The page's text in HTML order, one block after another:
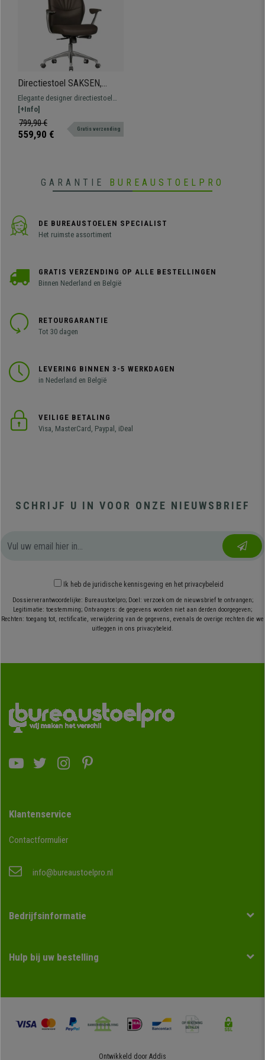
Directiestoel SAKSEN,
Elegant Ontwerp, Dikke
Vulling, Echt Leder in de
kleur Bruin
Elegante designer directiestoel
met dikke vulling, bekleed met
hoogwaardig echt leder en met
gepolijst aluminium onderstel.
[+Info]
799,90 €
559,90 € Gratis verzending
GARANTIE BUREAUSTOELPRO
DE BUREAUSTOELEN SPECIALIST
Het ruimste assortiment
GRATIS VERZENDING OP ALLE BESTELLINGEN
Binnen Nederland en België
RETOURGARANTIE
Tot 30 dagen
LEVERING BINNEN 3-5 WERKDAGEN
in Nederland en België
VEILIGE BETALING
Visa, MasterCard, Paypal, iDeal
SCHRIJF U IN VOOR ONZE NIEUWSBRIEF
Ik heb de juridische kennisgeving en het privacybeleid
Dossierverantwoordelijke: Bureaustoelpro; Doel: verzoek om de nieuwsbrief te ontvangen;
Legitimatie: toestemming; Ontvangers: de gegevens worden niet aan derden doorgegeven;
Rechten: toegang tot, rectificatie, verwijdering van de gegevens, evenals de overige rechten die we
uitleggen in ons privacybeleid.
Klantenservice
Contactformulier
info@bureaustoelpro.nl
Bedrijfsinformatie
Hulp bij uw bestelling
Ontwikkeld door Addis